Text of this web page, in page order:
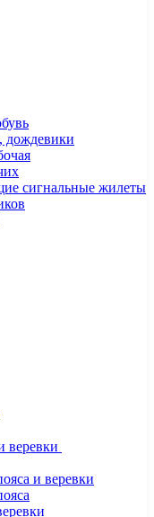
дождевики
сигнальные жилеты
веревки
и веревки